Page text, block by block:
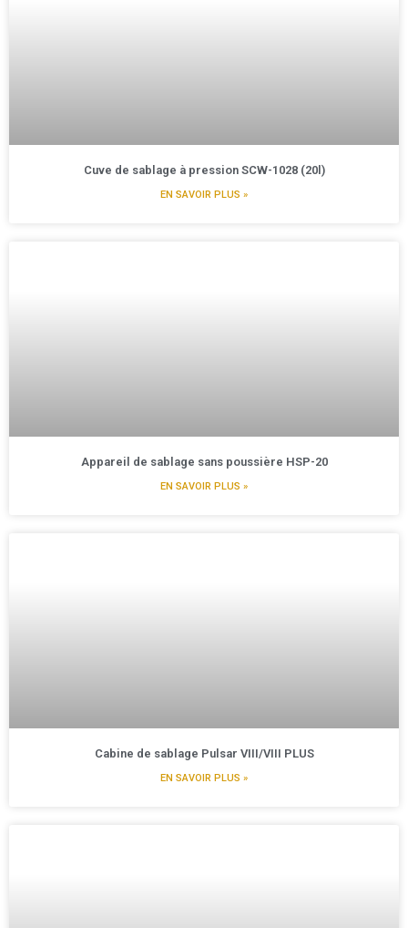
Cuve de sablage à pression SCW-1028 (20l)
EN SAVOIR PLUS »
Appareil de sablage sans poussière HSP-20
EN SAVOIR PLUS »
Cabine de sablage Pulsar VIII/VIII PLUS
EN SAVOIR PLUS »